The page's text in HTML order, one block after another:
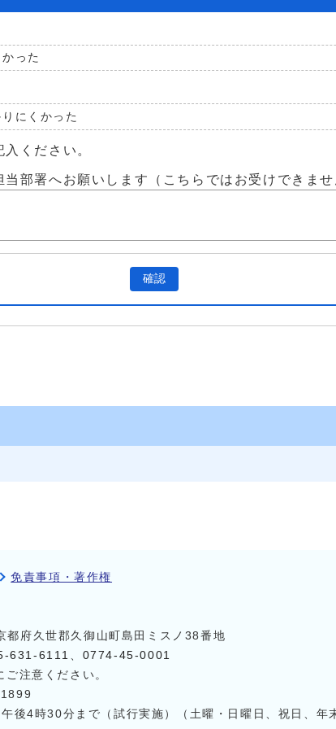
った
りにくかった
ください。
部署へお願いします（こちらではお受けできま
確認
免責事項・著作権
府久世郡久御山町島田ミスノ38番地
631-6111
0774-45-0001
注意ください。
後4時30分まで（試行実施）（土曜・日曜日、祝日、年